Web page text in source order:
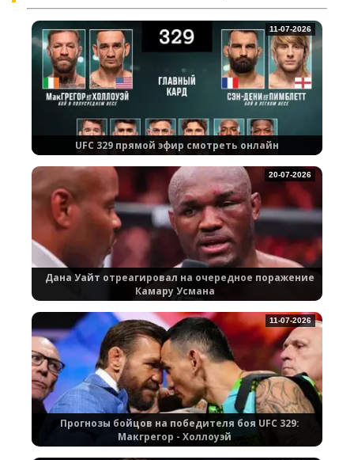
UFC 329 прямой эфир смотреть онлайн
11-07-2026
Дана Уайт отреагировал на очередное поражение
Камару Усмана
20-07-2026
Прогнозы бойцов на победителя боя UFC 329:
Макгрегор - Холлоуэй
11-07-2026